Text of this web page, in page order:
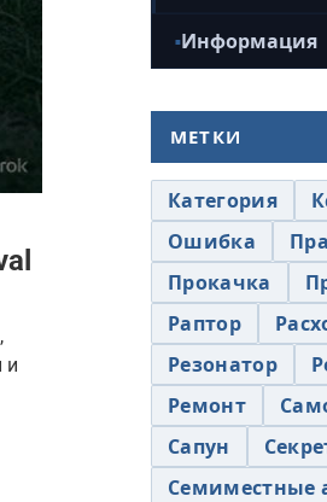
и
Информация
МЕТКИ
Категория
Ошибка
Прокачка
Раптор
Резонатор
Ремонт
Сапун
Семиместные